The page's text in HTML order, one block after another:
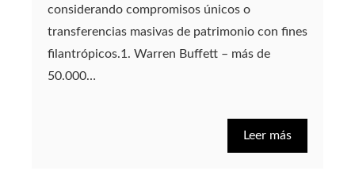
considerando compromisos únicos o
transferencias masivas de patrimonio con fines
filantrópicos.1. Warren Buffett – más de
50.000…
Leer más